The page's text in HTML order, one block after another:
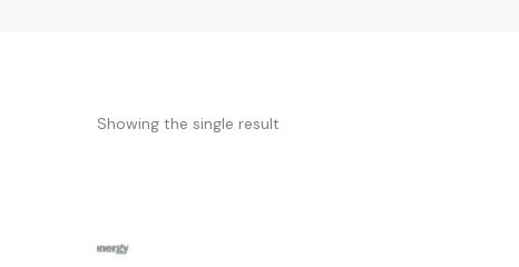
Showing the single result